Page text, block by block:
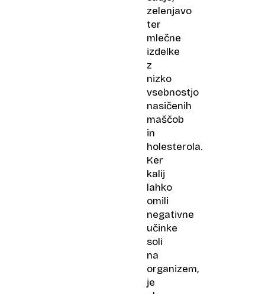
zelenjavo
ter
mlečne
izdelke
z
nizko
vsebnostjo
nasičenih
maščob
in
holesterola.
Ker
kalij
lahko
omili
negativne
učinke
soli
na
organizem,
je